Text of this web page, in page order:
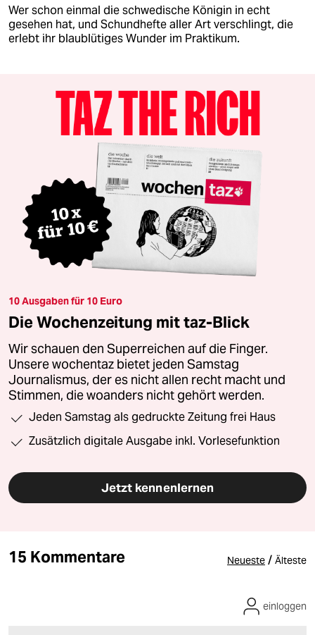
Wer schon einmal die schwedische Königin in echt
gesehen hat, und Schundhefte aller Art verschlingt, die
erlebt ihr blaublütiges Wunder im Praktikum.
10 Ausgaben für 10 Euro
Die Wochenzeitung mit taz-Blick
Wir schauen den Superreichen auf die Finger.
Unsere wochentaz bietet jeden Samstag
Journalismus, der es nicht allen recht macht und
Stimmen, die woanders nicht gehört werden.
Jeden Samstag als gedruckte Zeitung frei Haus
Zusätzlich digitale Ausgabe inkl. Vorlesefunktion
Jetzt kennenlernen
15 Kommentare Neueste / Älteste
einloggen